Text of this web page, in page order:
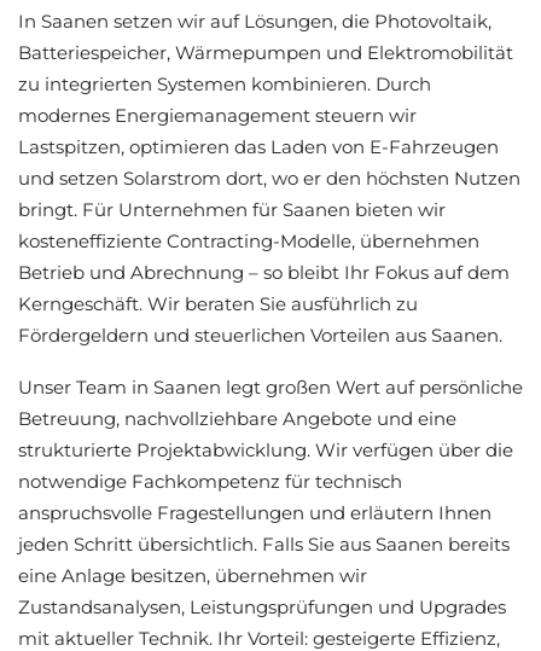
In Saanen setzen wir auf Lösungen, die Photovoltaik,
Batteriespeicher, Wärmepumpen und Elektromobilität
zu integrierten Systemen kombinieren. Durch
modernes Energiemanagement steuern wir
Lastspitzen, optimieren das Laden von E-Fahrzeugen
und setzen Solarstrom dort, wo er den höchsten Nutzen
bringt. Für Unternehmen für Saanen bieten wir
kosteneffiziente Contracting-Modelle, übernehmen
Betrieb und Abrechnung – so bleibt Ihr Fokus auf dem
Kerngeschäft. Wir beraten Sie ausführlich zu
Fördergeldern und steuerlichen Vorteilen aus Saanen.
Unser Team in Saanen legt großen Wert auf persönliche
Betreuung, nachvollziehbare Angebote und eine
strukturierte Projektabwicklung. Wir verfügen über die
notwendige Fachkompetenz für technisch
anspruchsvolle Fragestellungen und erläutern Ihnen
jeden Schritt übersichtlich. Falls Sie aus Saanen bereits
eine Anlage besitzen, übernehmen wir
Zustandsanalysen, Leistungsprüfungen und Upgrades
mit aktueller Technik. Ihr Vorteil: gesteigerte Effizienz,